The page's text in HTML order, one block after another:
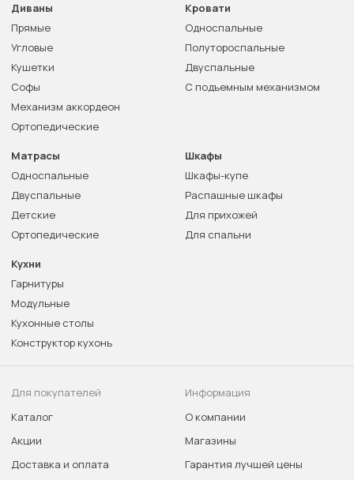
Диваны
Прямые
Угловые
Кушетки
Софы
Механизм аккордеон
Ортопедические
Кровати
Односпальные
Полутороспальные
Двуспальные
С подъемным механизмом
Матрасы
Односпальные
Двуспальные
Детские
Ортопедические
Шкафы
Шкафы-купе
Распашные шкафы
Для прихожей
Для спальни
Кухни
Гарнитуры
Модульные
Кухонные столы
Конструктор кухонь
Для покупателей
Каталог
Акции
Доставка и оплата
Информация
О компании
Магазины
Гарантия лучшей цены